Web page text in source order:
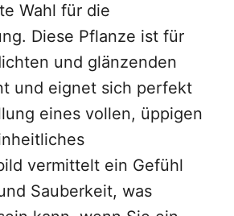
Wahl für die
Diese Pflanze ist für
und glänzenden
und eignet sich perfekt
eines vollen, üppigen
vermittelt ein Gefühl
Sauberkeit, was